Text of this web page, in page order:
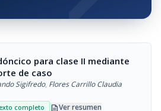
para clase II mediante
de caso
Sigifredo, Flores Carrillo Claudia
completo descriptionVer resumen